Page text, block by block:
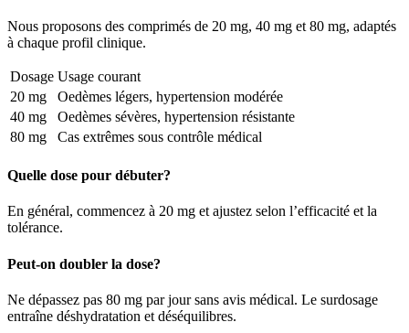
Nous proposons des comprimés de 20 mg, 40 mg et 80 mg, adaptés
à chaque profil clinique.
Dosage Usage courant
20 mg
Oedèmes légers, hypertension modérée
40 mg
Oedèmes sévères, hypertension résistante
80 mg
Cas extrêmes sous contrôle médical
Quelle dose pour débuter?
En général, commencez à 20 mg et ajustez selon l’efficacité et la
tolérance.
Peut-on doubler la dose?
Ne dépassez pas 80 mg par jour sans avis médical. Le surdosage
entraîne déshydratation et déséquilibres.